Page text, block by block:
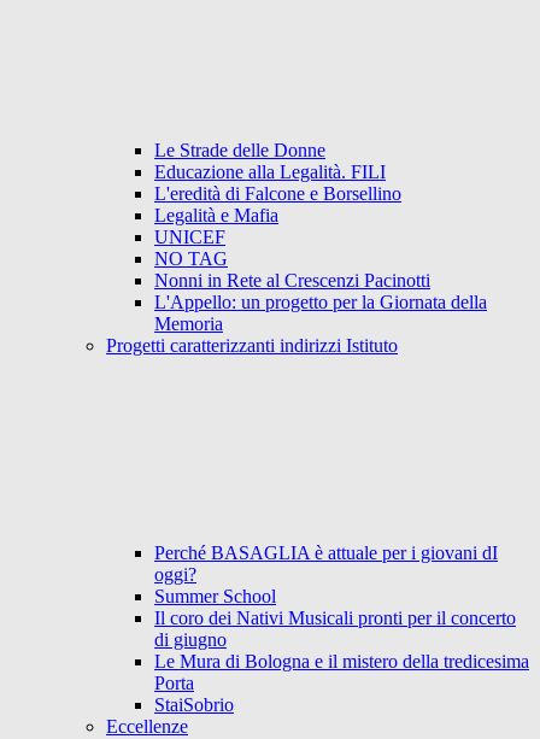
Le Strade delle Donne
Educazione alla Legalità. FILI
L'eredità di Falcone e Borsellino
Legalità e Mafia
UNICEF
NO TAG
Nonni in Rete al Crescenzi Pacinotti
L'Appello: un progetto per la Giornata della
Memoria
Progetti caratterizzanti indirizzi Istituto
Perché BASAGLIA è attuale per i giovani dI
oggi?
Summer School
Il coro dei Nativi Musicali pronti per il concerto
di giugno
Le Mura di Bologna e il mistero della tredicesima
Porta
StaiSobrio
Eccellenze